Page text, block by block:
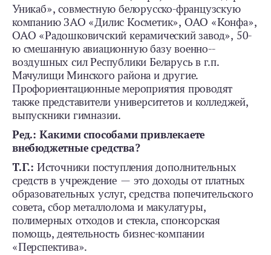
Уникаб», совместную белорусско-­французскую
компанию ЗАО «Дилис Косметик», ОАО «Конфа»,
ОАО «Радошковичский керамический завод», 50-
ю смешанную авиационную базу военно-­
воздушных сил Республики Беларусь в г. п.
Мачулищи Минского района и другие.
Профориентационные мероприятия проводят
также представители университетов и колледжей,
выпускники гимназии.
Ред.: Какими способами привлекаете
внебюджетные средства?
Т.Г.: Источники поступления дополнительных
средств в учреждение — это доходы от платных
образовательных услуг, средства попечительского
совета, сбор металлолома и макулатуры,
полимерных отходов и стекла, спонсорская
помощь, деятельность бизнес-­компании
«Перспектива».